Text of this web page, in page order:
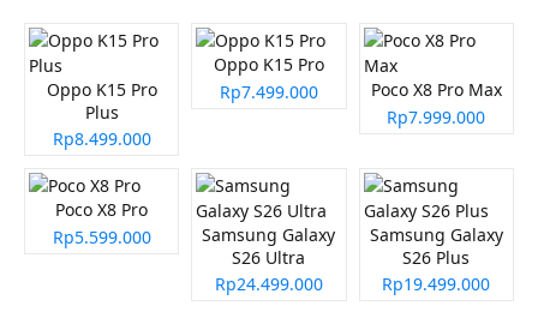
Oppo K15 Pro
Plus
Rp8.499.000
Oppo K15 Pro
Rp7.499.000
Poco X8 Pro Max
Rp7.999.000
Poco X8 Pro
Rp5.599.000
Samsung Galaxy
S26 Ultra
Rp24.499.000
Samsung Galaxy
S26 Plus
Rp19.499.000